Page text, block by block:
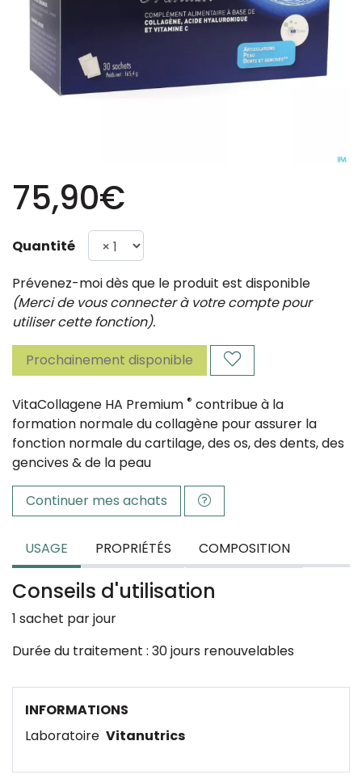
75,90€
Quantité
Prévenez-moi dès que le produit est disponible
(Merci de vous connecter à votre compte pour
utiliser cette fonction).
Prochainement disponible
VitaCollagene HA Premium ® contribue à la
formation normale du collagène pour assurer la
fonction normale du cartilage, des os, des dents, des
gencives & de la peau
Continuer mes achats
USAGE PROPRIÉTÉS COMPOSITION
Conseils d'utilisation
1 sachet par jour
Durée du traitement : 30 jours renouvelables
INFORMATIONS
Laboratoire Vitanutrics